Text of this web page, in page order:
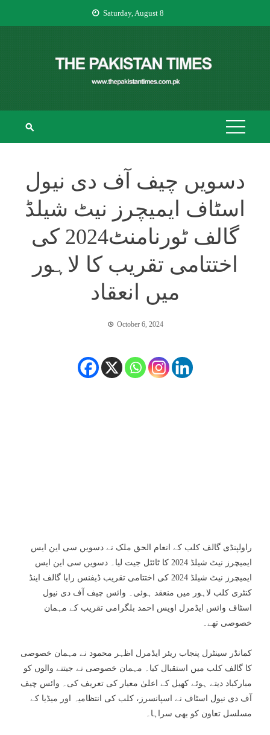
Saturday, August 8
THE PAKISTAN
TIMES
The Pakistan Times
دسویں چیف آف دی نیول
اسٹاف ایمیچرز نیٹ شیلڈ
گالف ٹورنامنٹ2024 کی
اختتامی تقریب کا لاہور
میں انعقاد
October 6, 2024
راولپنڈی گالف کلب کے انعام الحق ملک نے دسویں سی این ایس
ایمیچرز نیٹ شیلڈ 2024 کا ٹائٹل جیت لیا۔ دسویں سی این ایس
ایمیچرز نیٹ شیلڈ 2024 کی اختتامی تقریب ڈیفنس رایا گالف اینڈ
کنٹری کلب لاہور میں منعقد ہوئی۔ وائس چیف آف دی نیول
اسٹاف وائس ایڈمرل اویس احمد بلگرامی تقریب کے مہمان
خصوصی تھے۔
کمانڈر سینٹرل پنجاب ریئر ایڈمرل اظہر محمود نے مہمان خصوصی
کا گالف کلب میں استقبال کیا۔ مہمان خصوصی نے جیتنے والوں کو
مبارکباد دیتے ہوئے کھیل کے اعلیٰ معیار کی تعریف کی۔ وائس چیف
آف دی نیول اسٹاف نے اسپانسرز، کلب کی انتظامیہ اور میڈیا کے
مسلسل تعاون کو بھی سراہا۔